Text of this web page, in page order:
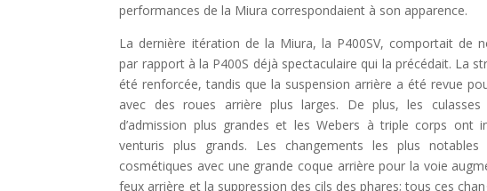
performances de la Miura correspondaient à son apparence.
La dernière itération de la Miura, la P400SV, comportait de
par rapport à la P400S déjà spectaculaire qui la précédait. La
été renforcée, tandis que la suspension arrière a été revue
avec des roues arrière plus larges. De plus, les
d’admission plus grandes et les Webers à triple corps ont
venturis plus grands. Les changements les plus
cosmétiques avec une grande coque arrière pour la voie
feux arrière et la suppression des cils des phares; tous ces